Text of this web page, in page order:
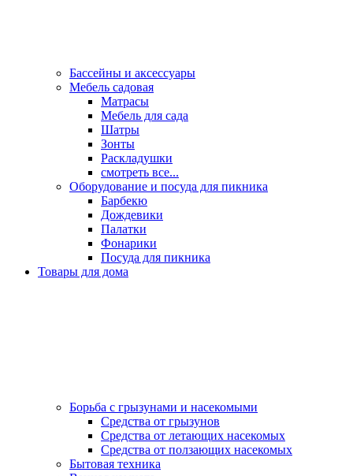
Бассейны и аксессуары
Мебель садовая
Матрасы
Мебель для сада
Шатры
Зонты
Раскладушки
смотреть все...
Оборудование и посуда для пикника
Барбекю
Дождевики
Палатки
Фонарики
Посуда для пикника
Товары для дома
Борьба с грызунами и насекомыми
Средства от грызунов
Средства от летающих насекомых
Средства от ползающих насекомых
Бытовая техника